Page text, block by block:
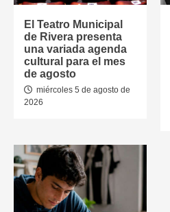
El Teatro Municipal
de Rivera presenta
una variada agenda
cultural para el mes
de agosto
miércoles 5 de agosto de
2026